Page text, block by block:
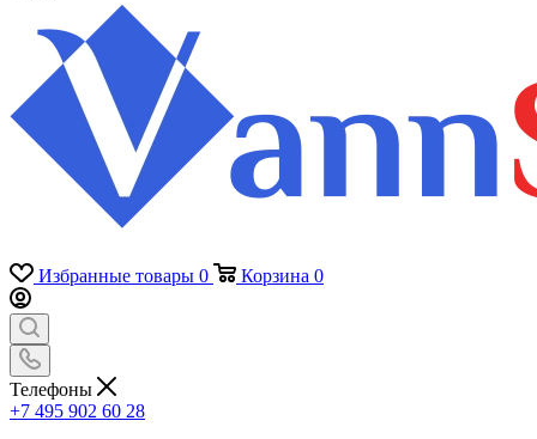
Избранные товары 0 Корзина 0
Телефоны
+7 495 902 60 28